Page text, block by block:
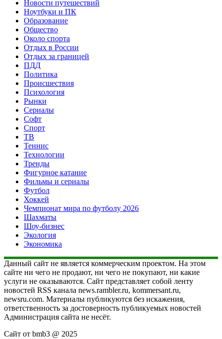
Новости путешествий
Ноутбуки и ПК
Образование
Общество
Около спорта
Отдых в России
Отдых за границей
ПДД
Политика
Происшествия
Психология
Рынки
Сериалы
Софт
Спорт
ТВ
Теннис
Технологии
Тренды
Фигурное катание
Фильмы и сериалы
Футбол
Хоккей
Чемпионат мира по футболу 2026
Шахматы
Шоу-бизнес
Экология
Экономика
Данный сайт не является коммерческим проектом. На этом
сайте ни чего не продают, ни чего не покупают, ни какие
услуги не оказываются. Сайт представляет собой ленту
новостей RSS канала news.rambler.ru, kommersant.ru,
newsru.com. Материалы публикуются без искажения,
ответственность за достоверность публикуемых новостей
Администрация сайта не несёт.
Сайт от bmb3 @ 2025